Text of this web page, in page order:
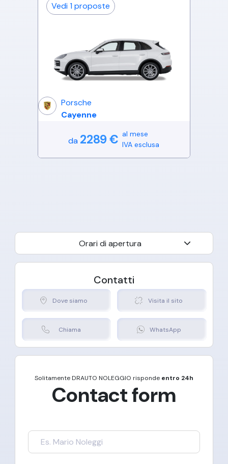
Vedi 1 proposte
Porsche
Cayenne
da 2289€ al mese
IVA esclusa
Orari di apertura
Contatti
Dove siamo Visita il sito
Chiama WhatsApp
SolitamenteDRAUTO NOLEGGIO risponde entro 24h
Contact form